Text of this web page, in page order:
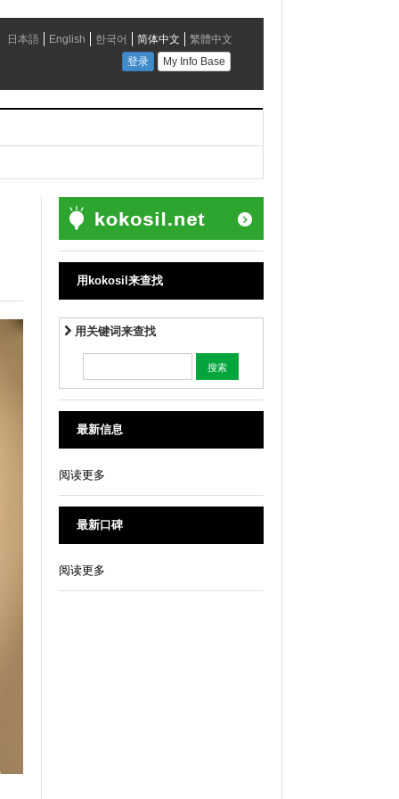
用kokosil来查找
用关键词来查找
最新信息
阅读更多
最新口碑
阅读更多